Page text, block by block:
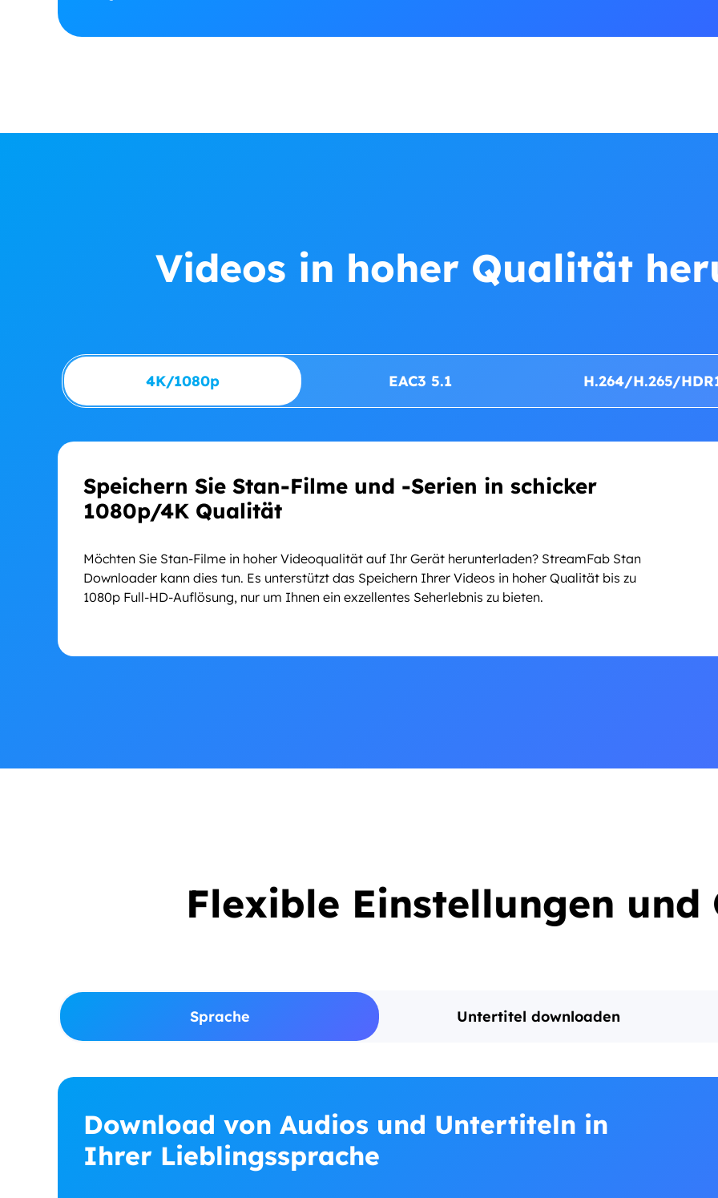
Videos in hoher Qualität
4K/1080p EAC3 5.1 H.264/H.265/
Speichern Sie Stan-Filme und -Serien in schicker
1080p/4K Qualität
Möchten Sie Stan-Filme in hoher Videoqualität auf Ihr Gerät herunterladen? StreamFab Stan
Downloader kann dies tun. Es unterstützt das Speichern Ihrer Videos in hoher Qualität bis zu
1080p Full-HD-Auflösung, nur um Ihnen ein exzellentes Seherlebnis zu bieten.
Flexible Einstellungen und
Sprache Untertitel downloaden
Download von Audios und Untertiteln in
Ihrer Lieblingssprache